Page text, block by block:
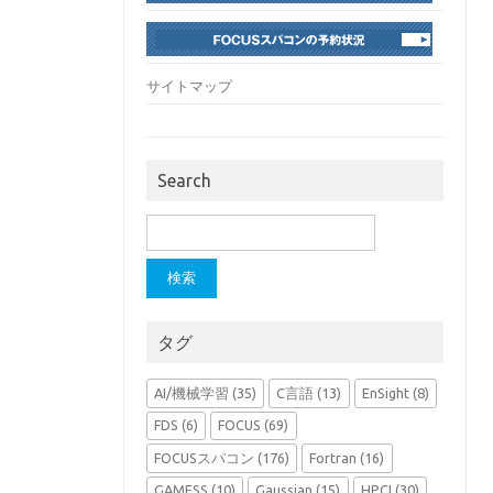
サイトマップ
Search
索:
タグ
AI/機械学習 (35) C言語 (13) EnSight (8)
FDS (6) FOCUS (69)
FOCUSスパコン (176) Fortran (16)